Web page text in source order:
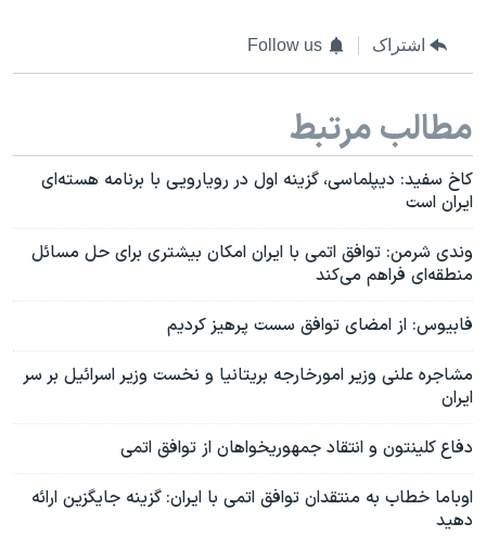
اشتراک Follow us
مطالب مرتبط
کاخ سفید: دیپلماسی، گزینه اول در رویارویی با برنامه هسته‌ای
ایران است
وندی شرمن: توافق اتمی با ایران امکان بیشتری برای حل مسائل
منطقه‌ای فراهم می‌کند
فابیوس: از امضای توافق سست پرهیز کردیم
مشاجره علنی وزیر امورخارجه بریتانیا و نخست وزیر اسرائیل بر سر
ایران
دفاع کلینتون و انتقاد جمهوریخواهان از توافق اتمی
اوباما خطاب به منتقدان توافق اتمی با ایران: گزینه جایگزین ارائه
دهید